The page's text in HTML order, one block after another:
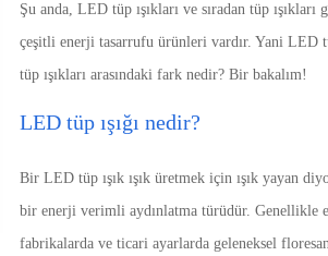
Şu anda, LED tüp ışıkları ve sıradan tüp
çeşitli enerji tasarrufu ürünleri vardır. Yani LED
tüp ışıkları arasındaki fark nedir? Bir bakalım!
LED tüp ışığı nedir?
Bir LED tüp ışık ışık üretmek için ışık yayan
bir enerji verimli aydınlatma türüdür. Genellikle
fabrikalarda ve ticari ayarlarda geleneksel